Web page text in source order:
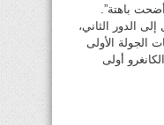
الدور الثاني،
الجولة الأولى
أولى